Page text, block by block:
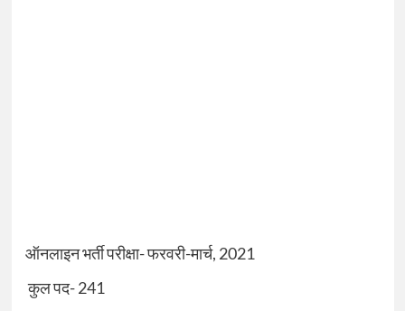
ऑनलाइन भर्ती परीक्षा- फरवरी-मार्च, 2021
कुल पद-241